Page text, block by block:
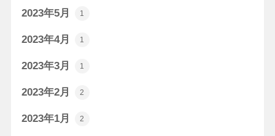
2023年5月 1
2023年4月 1
2023年3月 1
2023年2月 2
2023年1月 2